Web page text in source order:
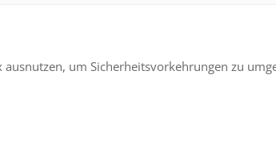
um Sicherheitsvorkehrungen zu